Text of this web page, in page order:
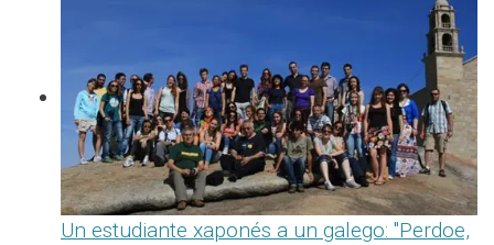
Un estudiante xaponés a un galego: "Perdoe,